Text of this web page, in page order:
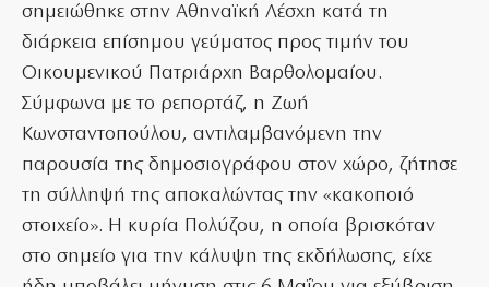
σημειώθηκε στην Αθηναϊκή Λέσχη κατά τη
διάρκεια επίσημου γεύματος προς τιμήν του
Οικουμενικού Πατριάρχη Βαρθολομαίου.
Σύμφωνα με το ρεπορτάζ, η Ζωή
Κωνσταντοπούλου, αντιλαμβανόμενη την
παρουσία της δημοσιογράφου στον χώρο, ζήτησε
τη σύλληψή της αποκαλώντας την «κακοποιό
στοιχείο». Η κυρία Πολύζου, η οποία βρισκόταν
στο σημείο για την κάλυψη της εκδήλωσης, είχε